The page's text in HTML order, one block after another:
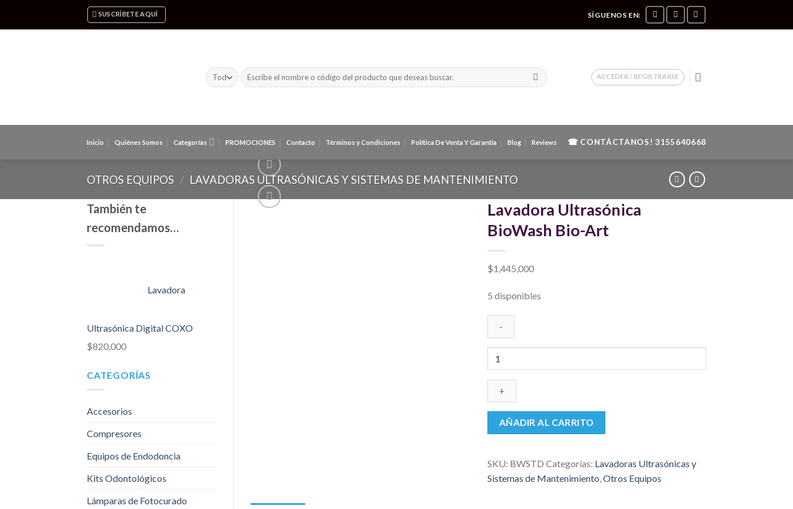
SUSCRÍBETE AQUÍ SÍGUENOS EN:
Buscar
por:
ACCEDER / REGISTRARSE
Inicio Quiénes Somos Categorías PROMOCIONES Contacto Términos y Condiciones Política De Venta Y Garantía Blog Reviews ☎ CONTÁCTANOS! 3155640668
OTROS EQUIPOS / LAVADORAS ULTRASÓNICAS Y SISTEMAS DE MANTENIMIENTO
También te
recomendamos…
Lavadora
Ultrasónica Digital COXO
$820,000
CATEGORÍAS
Accesorios
Compresores
Equipos de Endodoncia
Kits Odontológicos
Lámparas de Fotocurado
Lavadora Ultrasónica
BioWash Bio-Art
$1,445,000
5 disponibles
BioWash
Bio-
cantidad
AÑADIR AL CARRITO
SKU: BWSTD Categorías: Lavadoras Ultrasónicas y
Sistemas de Mantenimiento ,Otros Equipos